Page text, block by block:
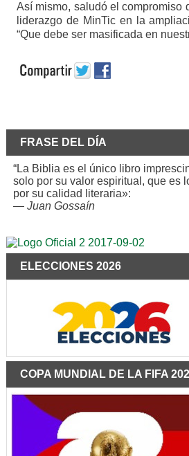
Así mismo, saludó el compromiso
liderazgo de MinTic en la
“Que debe ser masificada en
FRASE DEL DÍA
“La Biblia es el único libro
solo por su valor espiritual, que es
por su calidad literaria»:
— Juan Gossaín
ELECCIONES 2026
COPA MUNDIAL DE LA FIFA